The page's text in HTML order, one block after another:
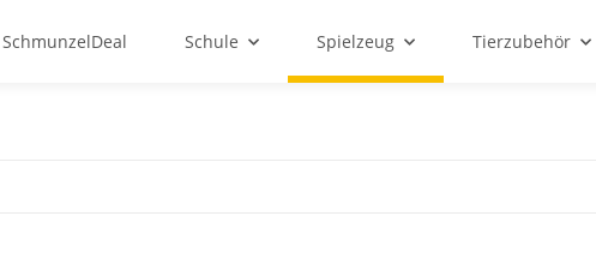
SchmunzelDeal Schule Spielzeug Tierzubehör